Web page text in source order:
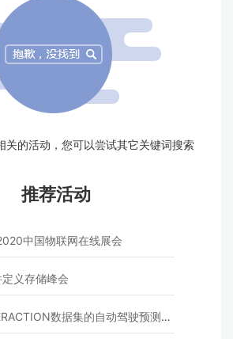
关的活动，您可以尝试其它关键词搜索
推荐活动
中国物联网在线展会
义存储峰会
数据集的自动驾驶预测模型挑战赛